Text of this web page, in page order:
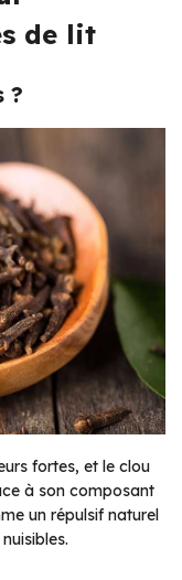
de lit
?
fortes, et le clou
à son composant
un répulsif naturel